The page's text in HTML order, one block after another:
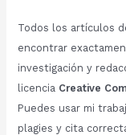
Todos los artículos
encontrar
investigación y
licencia Creative
Puedes usar mi
plagies y cita